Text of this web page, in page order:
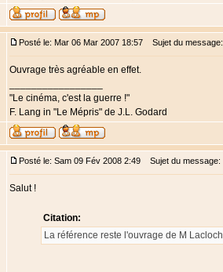
Posté le: Mar 06 Mar 2007 18:57 Sujet du message:
Ouvrage très agréable en effet.
"Le cinéma, c'est la guerre !"
F. Lang in "Le Mépris" de J.L. Godard
Posté le: Sam 09 Fév 2008 2:49 Sujet du message:
Salut !
Citation:
La référence reste l'ouvrage de M